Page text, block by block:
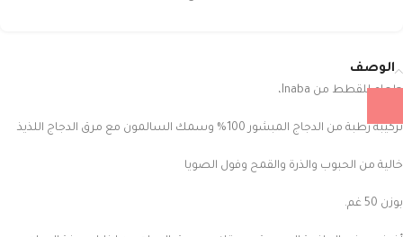
الوصف
طعام للقطط من Inaba،
تركيبة رطبة من الدجاج المبشور 100% وسمك السالمون مع مرق الدجاج اللذيذ
خالية من الحبوب والذرة والقمح وفول الصويا
بوزن 50 غم.